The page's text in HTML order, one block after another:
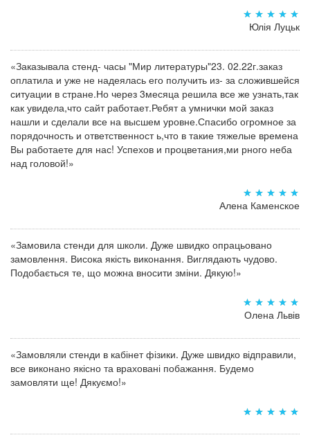
Юлія Луцьк
«Заказывала стенд- часы "Мир литературы"23. 02.22г.заказ
оплатила и уже не надеялась его получить из- за сложившейся
ситуации в стране.Но через 3месяца решила все же узнать,так
как увидела,что сайт работает.Ребят а умнички мой заказ
нашли и сделали все на высшем уровне.Спасибо огромное за
порядочность и ответственност ь,что в такие тяжелые времена
Вы работаете для нас! Успехов и процветания,ми рного неба
над головой!»
Алена Каменское
«Замовила стенди для школи. Дуже швидко опрацьовано
замовлення. Висока якість виконання. Виглядають чудово.
Подобається те, що можна вносити зміни. Дякую!»
Олена Львів
«Замовляли стенди в кабінет фізики. Дуже швидко відправили,
все виконано якісно та враховані побажання. Будемо
замовляти ще! Дякуємо!»